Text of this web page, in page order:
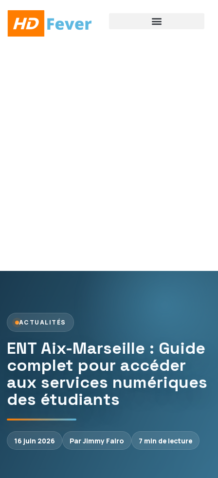
ACTUALITÉS
ENT Aix-Marseille : Guide
complet pour accéder
aux services numériques
des étudiants
16 juin 2026 Par Jimmy Falro 7 min de lecture